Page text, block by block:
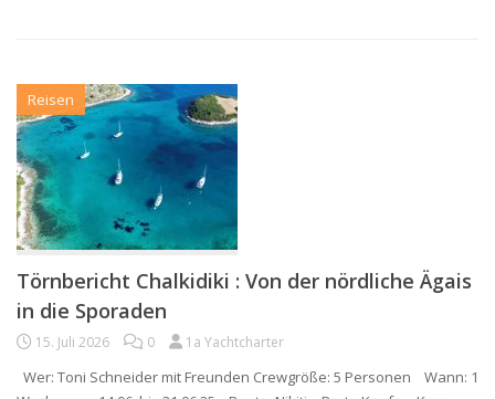
Reisen
Törnbericht Chalkidiki : Von der nördliche Ägais
in die Sporaden
15. Juli 2026 0 1a Yachtcharter
Wer: Toni Schneider mit Freunden Crewgröße: 5 Personen Wann: 1